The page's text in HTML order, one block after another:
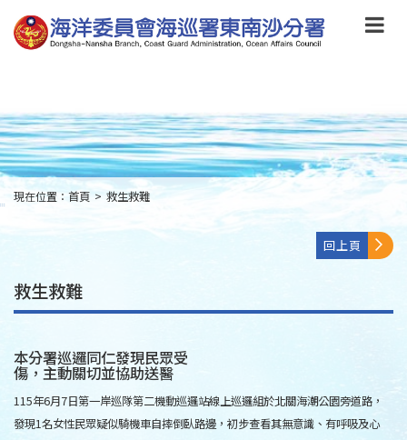
到
主
要
to
main
content
:::
現在位置： 首頁 > 救生救難
回上頁
救生救難
本分署巡邏同仁發現民眾受
傷，主動關切並協助送醫
115年6月7日第一岸巡隊第二機動巡邏站線上巡邏組於北關海潮公園旁道路，
發現1名女性民眾疑似騎機車自摔倒臥路邊，初步查看其無意識、有呼吸及心